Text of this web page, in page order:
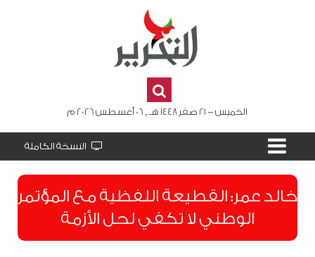
الخميس - 21 صفر 1448 هـ , 06 أغسطس 2026 م
النسخة الكاملة
​خالد عمر: القطيعة اللفظية مع المؤتمر
الوطني لا تكفي لحل الأزمة